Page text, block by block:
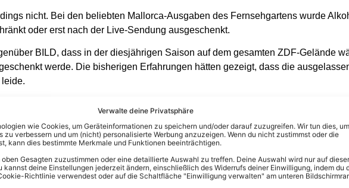
Verwalte deine Privatsphäre
wie Cookies, um Geräteinformationen zu speichern und/oder darauf zuzugreifen. Wir tun dies, um
zu verbessern und um (nicht) personalisierte Werbung anzuzeigen. Wenn du nicht zustimmst oder die
kann dies bestimmte Merkmale und Funktionen beeinträchtigen.
Gesagten zuzustimmen oder eine detaillierte Auswahl zu treffen. Deine Auswahl wird nur auf dieser
kannst deine Einstellungen jederzeit ändern, einschließlich des Widerrufs deiner Einwilligung, indem du
Richtlinie verwendest oder auf die Schaltfläche "Einwilligung verwalten" am unteren
nicht. Bei den beliebten Mallorca-Ausgaben des Fernsehgartens wurde
oder erst nach der Live-Sendung ausgeschenkt.
BILD, dass in der diesjährigen Saison auf dem gesamten ZDF-Gelände
werde. Die bisherigen Erfahrungen hätten gezeigt, dass die